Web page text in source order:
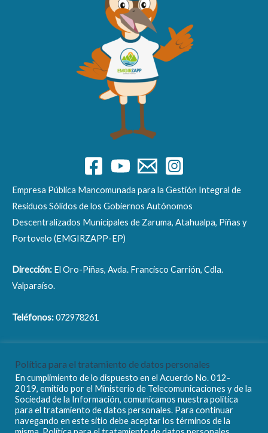
Empresa Pública Mancomunada para la Gestión Integral de
Residuos Sólidos de los Gobiernos Autónomos
Descentralizados Municipales de Zaruma, Atahualpa, Piñas y
Portovelo (EMGIRZAPP-EP)
Dirección: El Oro-Piñas, Avda. Francisco Carrión, Cdla.
Valparaíso.
Teléfonos:072978261
Copyright © 2026 EMGIRZAPP - EP
Política para el tratamiento de datos personales
En cumplimiento de lo dispuesto en el Acuerdo No. 012-
2019, emitido por el Ministerio de Telecomunicaciones y de la
Sociedad de la Información, comunicamos nuestra política
para el tratamiento de datos personales. Para continuar
navegando en este sitio debe aceptar los términos de la